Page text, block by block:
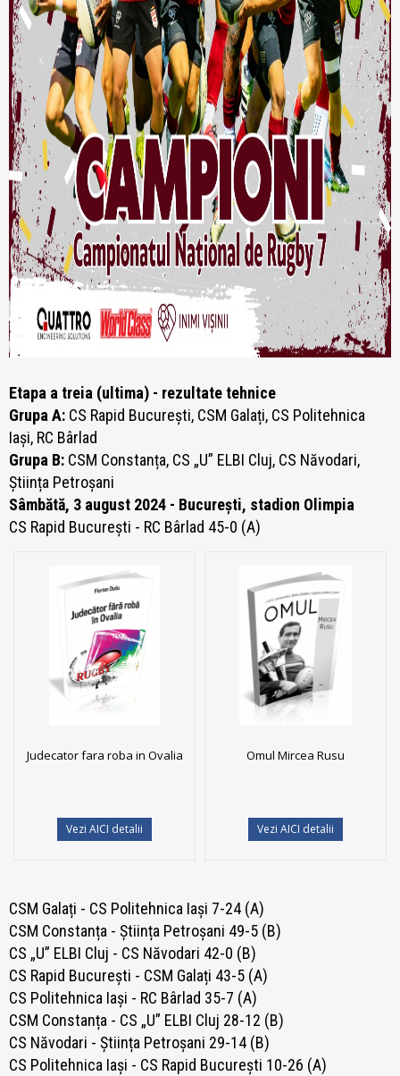
Etapa a treia (ultima) - rezultate tehnice
Grupa A: CS Rapid București, CSM Galați, CS Politehnica
Iași, RC Bârlad
Grupa B: CSM Constanța, CS „U” ELBI Cluj, CS Năvodari,
Știința Petroșani
Sâmbătă, 3 august 2024 - București, stadion Olimpia
CS Rapid București - RC Bârlad 45-0 (A)
Judecator fara roba in Ovalia
Vezi AICI detalii
Omul Mircea Rusu
Vezi AICI detalii
CSM Galați - CS Politehnica Iași 7-24 (A)
CSM Constanța - Știința Petroșani 49-5 (B)
CS „U” ELBI Cluj - CS Năvodari 42-0 (B)
CS Rapid București - CSM Galați 43-5 (A)
CS Politehnica Iași - RC Bârlad 35-7 (A)
CSM Constanța - CS „U” ELBI Cluj 28-12 (B)
CS Năvodari - Știința Petroșani 29-14 (B)
CS Politehnica Iași - CS Rapid București 10-26 (A)